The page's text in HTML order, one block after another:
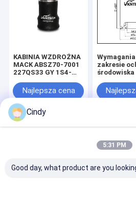
KABINIA WZDROŻNA
MACK ABSZ70-7001
227QS33 GY 1S4-
TRYANGLE AS-5001
Firestone W02-358-
7031 Zastąpiony
przez VKNTECH
1S7031
Najlepsza cena
zakresie
środowiska
Dom O nas Skontaktuj się z
Sitemap
Privacy
Rights
Cindy
5:31 PM
Good day, what product are you